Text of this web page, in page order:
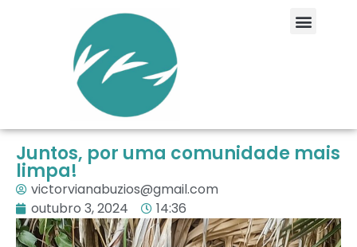
Juntos, por uma comunidade mais
limpa!
victorvianabuzios@gmail.com
outubro 3, 2024
14:36